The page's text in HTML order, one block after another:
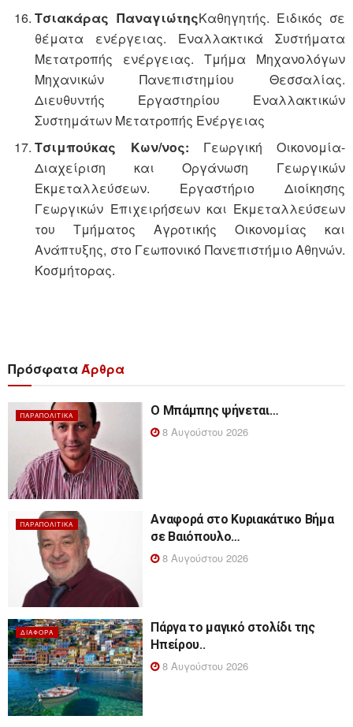
Τσιακάρας ΠαναγιώτηςΚαθηγητής. Ειδικός σε
θέματα ενέργειας. Εναλλακτικά Συστήματα
Μετατροπής ενέργειας. Τμήμα Μηχανολόγων
Μηχανικών Πανεπιστημίου Θεσσαλίας.
Διευθυντής Εργαστηρίου Εναλλακτικών
Συστημάτων Μετατροπής Ενέργειας
Τσιμπούκας Κων/νος: Γεωργική Οικονομία-
Διαχείριση και Οργάνωση Γεωργικών
Εκμεταλλεύσεων. Εργαστήριο Διοίκησης
Γεωργικών Επιχειρήσεων και Εκμεταλλεύσεων
του Τμήματος Αγροτικής Οικονομίας και
Ανάπτυξης, στο Γεωπονικό Πανεπιστήμιο Αθηνών.
Κοσμήτορας.
ΠρόσφαταΆρθρα
ΠΑΡΑΠΟΛΙΤΙΚΆ
Ο Μπάμπης ψήνεται…
8 Αυγούστου 2026
ΠΑΡΑΠΟΛΙΤΙΚΆ
Αναφορά στο Κυριακάτικο Βήμα
σε Βαιόπουλο…
8 Αυγούστου 2026
ΔΙΆΦΟΡΑ
Πάργα το μαγικό στολίδι της
Ηπείρου..
8 Αυγούστου 2026